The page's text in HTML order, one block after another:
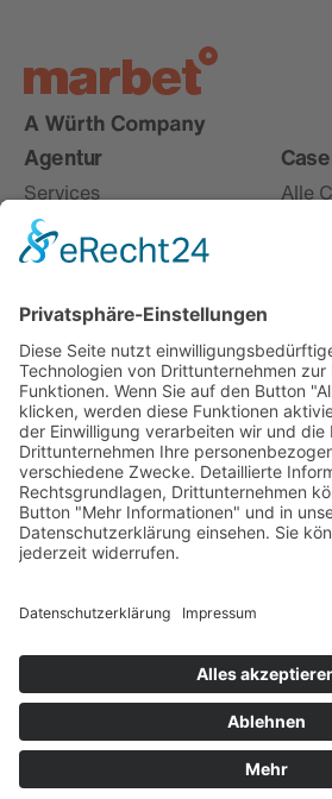
Agentur
Services
Karriere
About
Offices
Alle
Entdecken
m.next
m.guest
m.away
eventacademy
Misc
News
Jobs
ImprintPrivacyCookiesGender Disclaimer
marbet. All rights reserved.